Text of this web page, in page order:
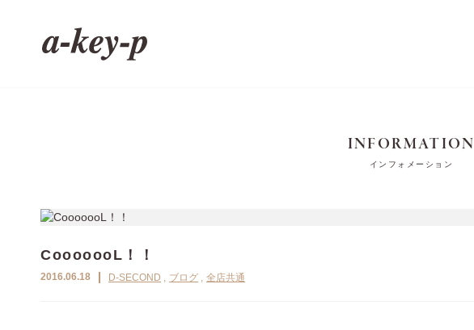
INFORMATION
インフォメーション
CooooooL！！
2016.06.18 D-SECOND ブログ 全店共通